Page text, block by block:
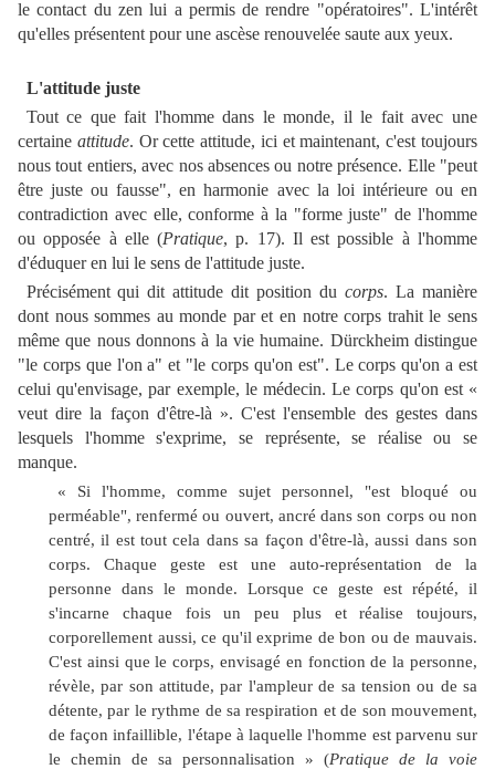
le contact du zen lui a permis de rendre "opératoires". L'intérêt
qu'elles présentent pour une ascèse renouvelée saute aux yeux.
L'attitude juste
Tout ce que fait l'homme dans le monde, il le fait avec une
certaine attitude. Or cette attitude, ici et maintenant, c'est toujours
nous tout entiers, avec nos absences ou notre présence. Elle "peut
être juste ou fausse", en harmonie avec la loi intérieure ou en
contradiction avec elle, conforme à la "forme juste" de l'homme
ou opposée à elle (Pratique, p. 17). Il est possible à l'homme
d'éduquer en lui le sens de l'attitude juste.
Précisément qui dit attitude dit position ducorps. La manière
dont nous sommes au monde par et en notre corps trahit le sens
même que nous donnons à la vie humaine. Dürckheim distingue
"le corps que l'on a" et "le corps qu'on est". Le corps qu'on a est
celui qu'envisage, par exemple, le médecin. Le corps qu'on est «
veut dire la façon d'être-là ». C'est l'ensemble des gestes dans
lesquels l'homme s'exprime, se représente, se réalise ou se
manque.
« Si l'homme, comme sujet personnel, "est bloqué ou
perméable", renfermé ou ouvert, ancré dans son corps ou non
centré, il est tout cela dans sa façon d'être-là, aussi dans son
corps. Chaque geste est une auto-représentation de la
personne dans le monde. Lorsque ce geste est répété, il
s'incarne chaque fois un peu plus et réalise toujours,
corporellement aussi, ce qu'il exprime de bon ou de mauvais.
C'est ainsi que le corps, envisagé en fonction de la personne,
révèle, par son attitude, par l'ampleur de sa tension ou de sa
détente, par le rythme de sa respiration et de son mouvement,
de façon infaillible, l'étape à laquelle l'homme est parvenu sur
le chemin de sa personnalisation » (Pratique de la voie